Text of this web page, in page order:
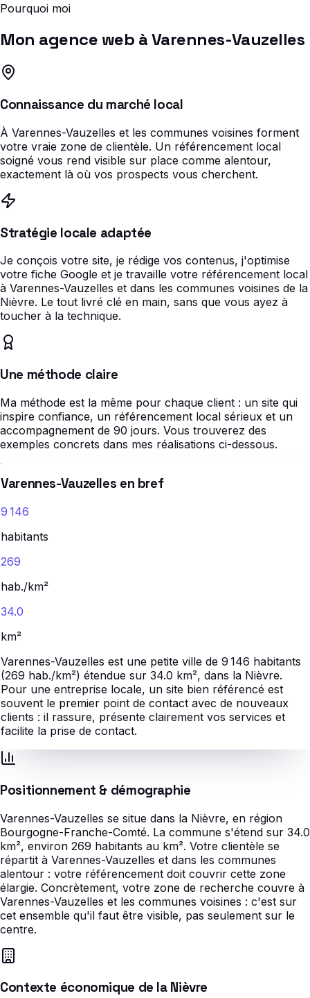
Pourquoi moi
Mon agence web à Varennes-Vauzelles
Connaissance du marché local
À Varennes-Vauzelles et les communes voisines forment
votre vraie zone de clientèle. Un référencement local
soigné vous rend visible sur place comme alentour,
exactement là où vos prospects vous cherchent.
Stratégie locale adaptée
Je conçois votre site, je rédige vos contenus, j'optimise
votre fiche Google et je travaille votre référencement local
à Varennes-Vauzelles et dans les communes voisines de la
Nièvre. Le tout livré clé en main, sans que vous ayez à
toucher à la technique.
Une méthode claire
Ma méthode est la même pour chaque client : un site qui
inspire confiance, un référencement local sérieux et un
accompagnement de 90 jours. Vous trouverez des
exemples concrets dans mes réalisations ci-dessous.
Varennes-Vauzelles en bref
9 146
habitants
269
hab./km²
34.0
km²
Varennes-Vauzelles est une petite ville de 9 146 habitants
(269 hab./km²) étendue sur 34.0 km², dans la Nièvre.
Pour une entreprise locale, un site bien référencé est
souvent le premier point de contact avec de nouveaux
clients : il rassure, présente clairement vos services et
facilite la prise de contact.
Positionnement & démographie
Varennes-Vauzelles se situe dans la Nièvre, en région
Bourgogne-Franche-Comté. La commune s'étend sur 34.0
km², environ 269 habitants au km². Votre clientèle se
répartit à Varennes-Vauzelles et dans les communes
alentour : votre référencement doit couvrir cette zone
élargie. Concrètement, votre zone de recherche couvre à
Varennes-Vauzelles et les communes voisines : c'est sur
cet ensemble qu'il faut être visible, pas seulement sur le
centre.
Contexte économique de la Nièvre